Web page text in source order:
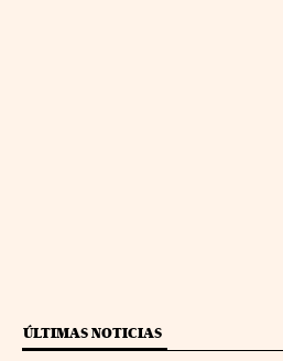
ÚLTIMAS NOTICIAS